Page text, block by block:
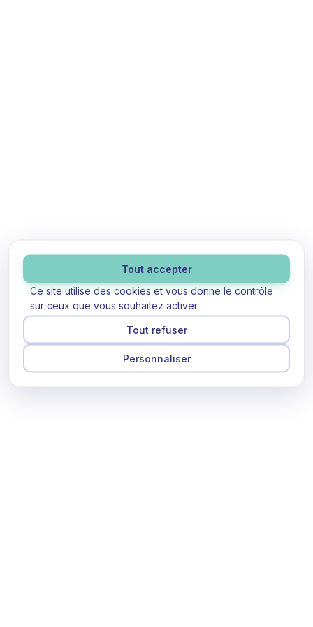
Ce site utilise des cookies et vous donne le contrôle
sur ceux que vous souhaitez activer
Tout accepter
Tout refuser
Personnaliser